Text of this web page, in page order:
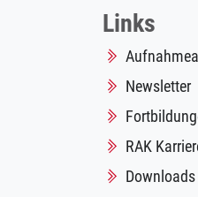
Links
Newsletter
RAK
Downloads